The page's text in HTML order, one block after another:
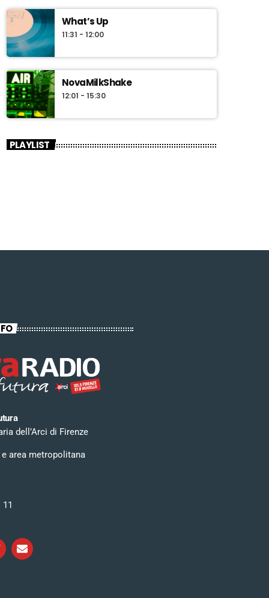
What’s Up
11:31 - 12:00
NovaMilkShake
12:01 - 15:30
PLAYLIST
dell’Arci di Firenze
e area metropolitana
11